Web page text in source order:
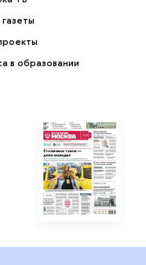
в образовании